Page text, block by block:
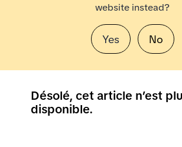
website instead?
Yes No
Désolé, cet article n’est
disponible.